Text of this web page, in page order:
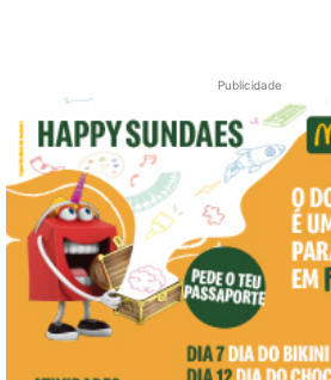
Publicidade